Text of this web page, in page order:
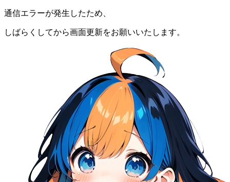
通信エラーが発生したため、
しばらくしてから画面更新をお願いいたします。